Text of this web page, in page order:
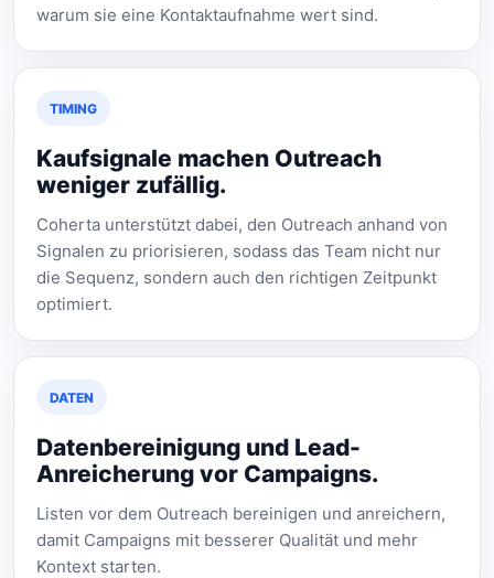
warum sie eine Kontaktaufnahme wert sind.
TIMING
Kaufsignale machen Outreach
weniger zufällig.
Coherta unterstützt dabei, den Outreach anhand von
Signalen zu priorisieren, sodass das Team nicht nur
die Sequenz, sondern auch den richtigen Zeitpunkt
optimiert.
DATEN
Datenbereinigung und Lead-
Anreicherung vor Campaigns.
Listen vor dem Outreach bereinigen und anreichern,
damit Campaigns mit besserer Qualität und mehr
Kontext starten.